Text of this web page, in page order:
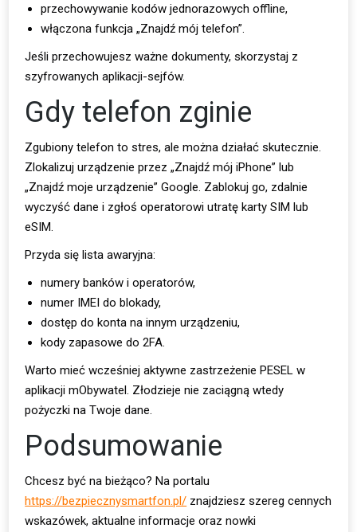
przechowywanie kodów jednorazowych offline,
włączona funkcja „Znajdź mój telefon”.
Jeśli przechowujesz ważne dokumenty, skorzystaj z
szyfrowanych aplikacji-sejfów.
Gdy telefon zginie
Zgubiony telefon to stres, ale można działać skutecznie.
Zlokalizuj urządzenie przez „Znajdź mój iPhone” lub
„Znajdź moje urządzenie” Google. Zablokuj go, zdalnie
wyczyść dane i zgłoś operatorowi utratę karty SIM lub
eSIM.
Przyda się lista awaryjna:
numery banków i operatorów,
numer IMEI do blokady,
dostęp do konta na innym urządzeniu,
kody zapasowe do 2FA.
Warto mieć wcześniej aktywne zastrzeżenie PESEL w
aplikacji mObywatel. Złodzieje nie zaciągną wtedy
pożyczki na Twoje dane.
Podsumowanie
Chcesz być na bieżąco? Na portalu
https://bezpiecznysmartfon.pl/ znajdziesz szereg cennych
wskazówek, aktualne informacje oraz nowki